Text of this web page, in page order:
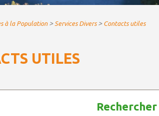
communautaires
à la Population> Services Divers> Contacts utiles
UTILES